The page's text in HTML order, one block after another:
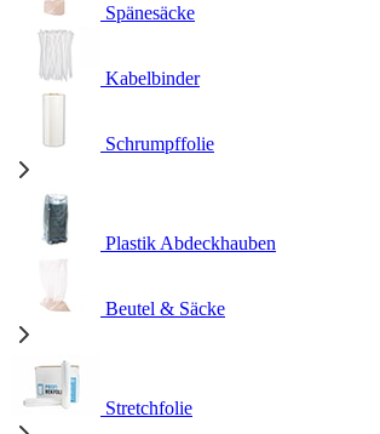
Spänesäcke
Kabelbinder
Schrumpffolie
Plastik Abdeckhauben
Beutel & Säcke
Stretchfolie